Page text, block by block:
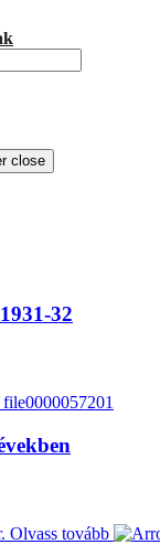
32
Olvass tovább